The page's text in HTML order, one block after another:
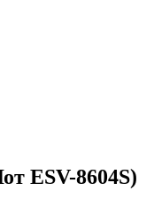
ESV-8604S)